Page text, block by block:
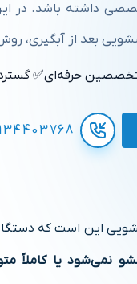
داشته باشد. در این
بعد از آبگیری،
حرفه‌ای✅
این است که
نمی‌شود یا کاملاً